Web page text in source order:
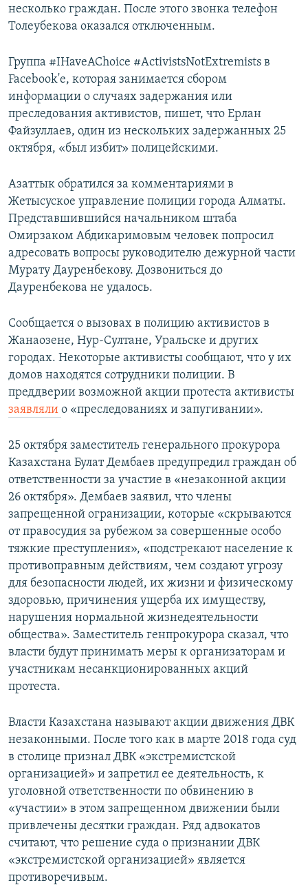
несколько граждан. После этого звонка телефон
Толеубекова оказался отключенным.
Группа #IHaveAChoiсe #ActivistsNotExtremists в
Facebook'е, которая занимается сбором
информации о случаях задержания или
преследования активистов, пишет, что Ерлан
Файзуллаев, один из нескольких задержанных 25
октября, «был избит» полицейскими.
Азаттык обратился за комментариями в
Жетысуское управление полиции города Алматы.
Представшившийся начальником штаба
Омирзаком Абдикаримовым человек попросил
адресовать вопросы руководителю дежурной части
Мурату Дауренбекову. Дозвониться до
Дауренбекова не удалось.
Сообщается о вызовах в полицию активистов в
Жанаозене, Нур-Султане, Уральске и других
городах. Некоторые активисты сообщают, что у их
домов находятся сотрудники полиции. В
преддверии возможной акции протеста активисты
заявляли о «преследованиях и запугивании».
25 октября заместитель генерального прокурора
Казахстана Булат Дембаев предупредил граждан об
ответственности за участие в «незаконной акции
26 октября». Дембаев заявил, что члены
запрещенной огранизации, которые «скрываются
от правосудия за рубежом за совершенные особо
тяжкие преступления», «подстрекают население к
противоправным действиям, чем создают угрозу
для безопасности людей, их жизни и физическому
здоровью, причинения ущерба их имуществу,
нарушения нормальной жизнедеятельности
общества». Заместитель генпрокурора сказал, что
власти будут принимать меры к организаторам и
участникам несанкционированных акций
протеста.
Власти Казахстана называют акции движения ДВК
незаконными. После того как в марте 2018 года суд
в столице признал ДВК «экстремистской
организацией» и запретил ее деятельность, к
уголовной ответственности по обвинению в
«участии» в этом запрещенном движении были
привлечены десятки граждан. Ряд адвокатов
считают, что решение суда о признании ДВК
«экстремистской организацией» является
противоречивым.